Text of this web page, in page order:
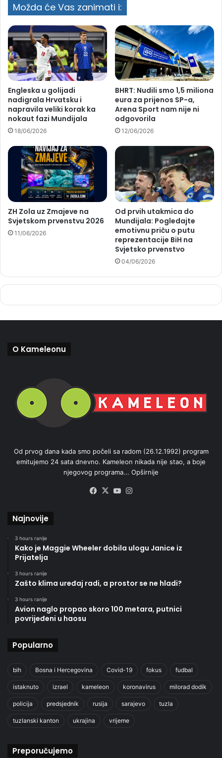
Možda će Vas zanimati i:
Engleska u golijadi
nadigrala Hrvatsku i
napravila veliki korak ka
nokaut fazi Mundijala
18/06/2026
BHRT: Nudili smo 1,5 miliona
eura za prijenos SP-a,
Arena Sport nam nije ni
odgovorila
12/06/2026
ZH Zola uz Zmajeve na
Svjetskom prvenstvu 2026
11/06/2026
Od prvih utakmica do
Mundijala: Pogledajte
emotivnu priču o putu
reprezentacije BiH na
Svjetsko prvenstvo
04/06/2026
O Kameleonu
Od prvog dana kada smo počeli sa radom (26.12.1992) program
emitujemo 24 sata dnevno. Kameleon nikada nije stao, a boje
njegovog programa... Opširnije
Facebook
X YouTube
Najnovije
3 hours ranije
Kako je Maggie Wheeler dobila ulogu Janice iz
Prijatelja
3 hours ranije
Zašto klima uređaj radi, a prostor se ne hladi?
3 hours ranije
Avion naglo propao skoro 100 metara, putnici
povrijeđeni u haosu
Popularno
bih Bosna i Hercegovina Covid-19 fokus fudbal
istaknuto izrael kameleon koronavirus milorad dodik
policija predsjednik rusija sarajevo tuzla
tuzlanski kanton ukrajina vrijeme
Preporučujemo